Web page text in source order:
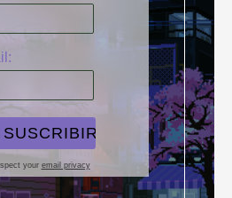
your email privacy